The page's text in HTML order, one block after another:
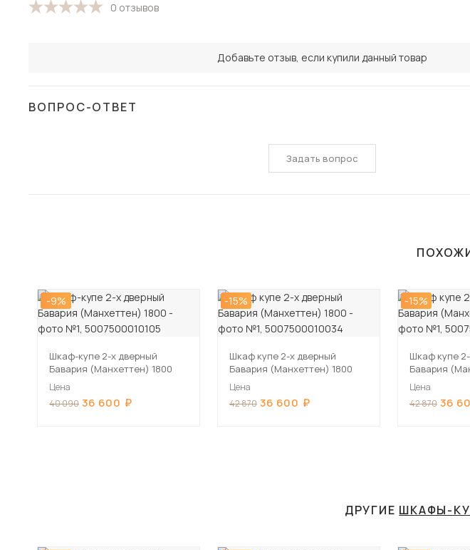
0 отзывов
Добавьте отзыв, если купили данный товар
ВОПРОС-ОТВЕТ
Задать вопрос
-9%
Шкаф-купе 2-х дверный
Бавария (Манхеттен) 1800
Цена
40 090 36 600
-15%
Шкаф купе 2-х дверный
Бавария (Манхеттен) 1800
Цена
42 870 36 600
-15%
Шкаф купе
Бавария
Цена
42 870 36
ДРУГИЕ ШКАФЫ-